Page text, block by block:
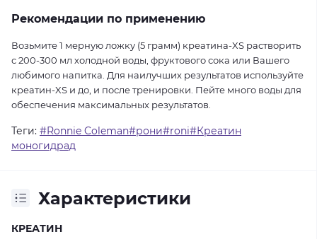
Рекомендации по применению
Возьмите 1 мерную ложку (5 грамм) креатина-XS растворить
с 200-300 мл холодной воды, фруктового сока или Вашего
любимого напитка. Для наилучших результатов используйте
креатин-XS и до, и после тренировки. Пейте много воды для
обеспечения максимальных результатов.
Теги: #Ronnie Coleman#рони#roni#Креатин
моногидрад
Характеристики
КРЕАТИН